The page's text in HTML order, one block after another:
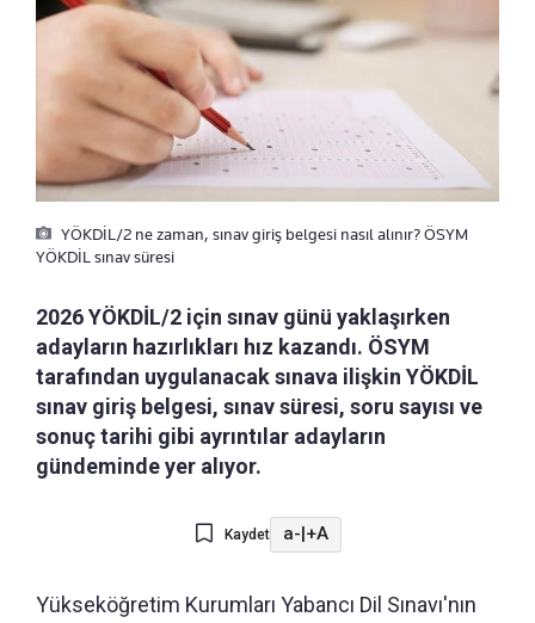
YÖKDİL/2 ne zaman, sınav giriş belgesi nasıl alınır? ÖSYM
YÖKDİL sınav süresi
2026 YÖKDİL/2 için sınav günü yaklaşırken
adayların hazırlıkları hız kazandı. ÖSYM
tarafından uygulanacak sınava ilişkin YÖKDİL
sınav giriş belgesi, sınav süresi, soru sayısı ve
sonuç tarihi gibi ayrıntılar adayların
gündeminde yer alıyor.
Kaydet a-|+A
Yükseköğretim Kurumları Yabancı Dil Sınavı'nın